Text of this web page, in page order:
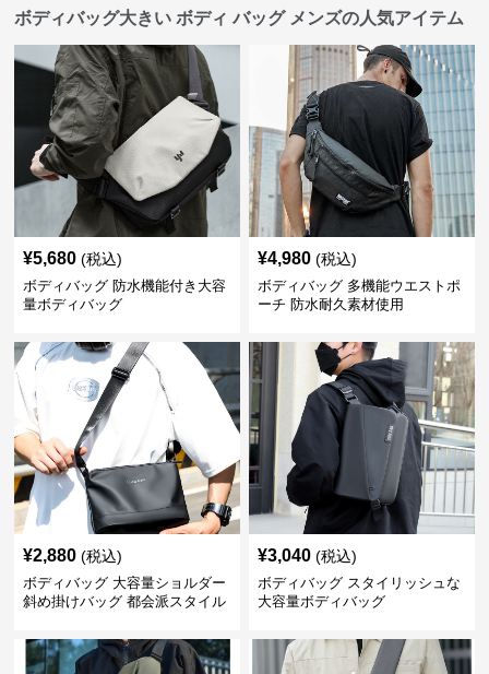
ボディバッグ大きい ボディ バッグ メンズの人気アイテム
¥5,680 (税込)
ボディバッグ 防水機能付き大容
量ボディバッグ
¥4,980 (税込)
ボディバッグ 多機能ウエストポ
ーチ 防水耐久素材使用
¥2,880 (税込)
ボディバッグ 大容量ショルダー
斜め掛けバッグ 都会派スタイル
¥3,040 (税込)
ボディバッグ スタイリッシュな
大容量ボディバッグ